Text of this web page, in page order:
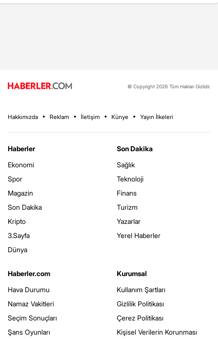
© Copyright 2026 Tüm Hakları Gizlidir.
Hakkımızda Reklam İletişim Künye Yayın İlkeleri
Haberler
Ekonomi
Spor
Magazin
Son Dakika
Kripto
3.Sayfa
Dünya
Son Dakika
Sağlık
Teknoloji
Finans
Turizm
Yazarlar
Yerel Haberler
Haberler.com
Hava Durumu
Namaz Vakitleri
Seçim Sonuçları
Şans Oyunları
Kurumsal
Kullanım Şartları
Gizlilik Politikası
Çerez Politikası
Kişisel Verilerin Korunması